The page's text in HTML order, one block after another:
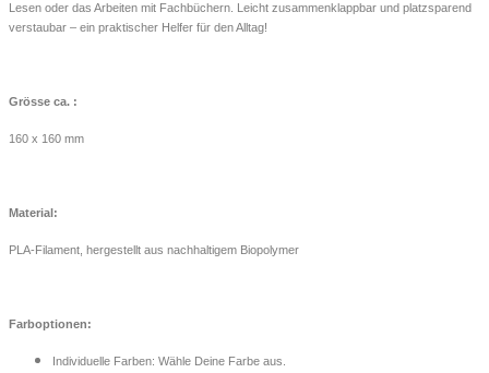
Lesen oder das Arbeiten mit Fachbüchern. Leicht zusammenklappbar und platzsparend
verstaubar – ein praktischer Helfer für den Alltag!
Grösse ca. :
160 x 160 mm
Material:
PLA-Filament, hergestellt aus nachhaltigem Biopolymer
Farboptionen:
Individuelle Farben: Wähle Deine Farbe aus.